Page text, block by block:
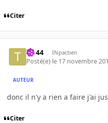
Citer
tib44 INpactien
Posté(e) le 17 novembre
AUTEUR
donc il n'y a rien a faire j'ai
Citer